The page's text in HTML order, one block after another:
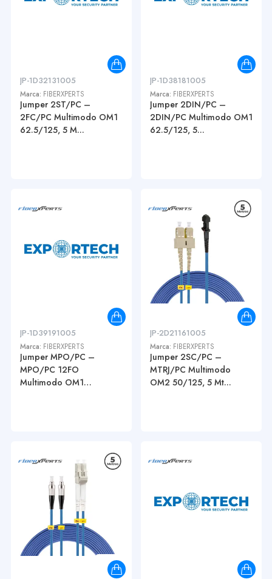
JP-1D32131005
Marca: FIBERXPERTS
Jumper 2ST/PC –
2FC/PC Multimodo OM1
62.5/125, 5 M...
JP-1D38181005
Marca: FIBERXPERTS
Jumper 2DIN/PC –
2DIN/PC Multimodo OM1
62.5/125, 5...
JP-1D39191005
Marca: FIBERXPERTS
Jumper MPO/PC –
MPO/PC 12FO
Multimodo OM1
JP-2D21161005
Marca: FIBERXPERTS
Jumper 2SC/PC –
MTRJ/PC Multimodo
OM2 50/125, 5 Mt...